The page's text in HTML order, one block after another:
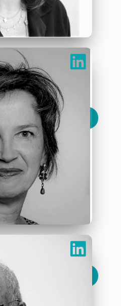
autrement par le biais de
la culture au centre des